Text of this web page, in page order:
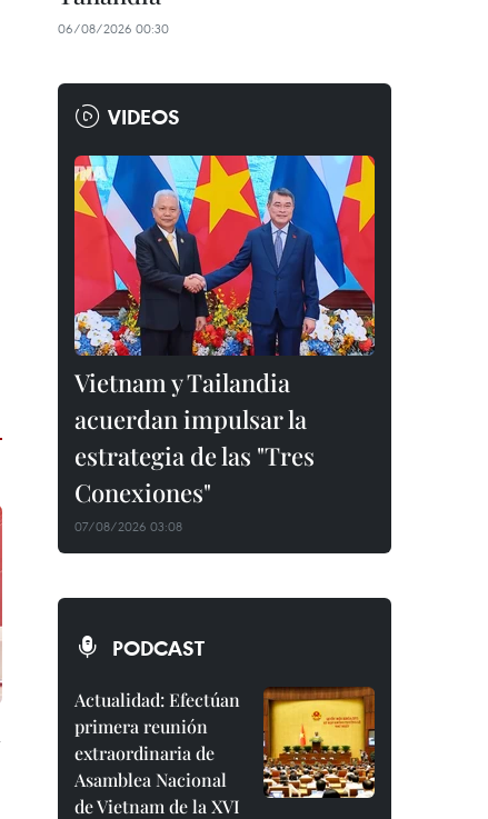
06/08/2026 00:30
VIDEOS
Vietnam y Tailandia
acuerdan impulsar la
estrategia de las "Tres
Conexiones"
07/08/2026 03:08
PODCAST
Actualidad: Efectúan
primera reunión
extraordinaria de
Asamblea Nacional
de Vietnam de la XVI